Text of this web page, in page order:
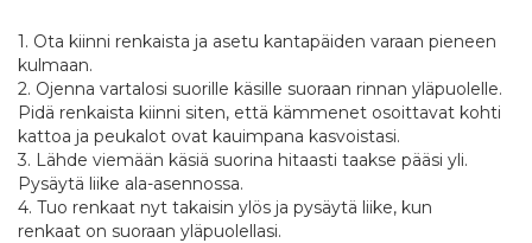
1. Ota kiinni renkaista ja asetu kantapäiden varaan pieneen
kulmaan.
2. Ojenna vartalosi suorille käsille suoraan rinnan yläpuolelle.
Pidä renkaista kiinni siten, että kämmenet osoittavat kohti
kattoa ja peukalot ovat kauimpana kasvoistasi.
3. Lähde viemään käsiä suorina hitaasti taakse pääsi yli.
Pysäytä liike ala-asennossa.
4. Tuo renkaat nyt takaisin ylös ja pysäytä liike, kun
renkaat on suoraan yläpuolellasi.